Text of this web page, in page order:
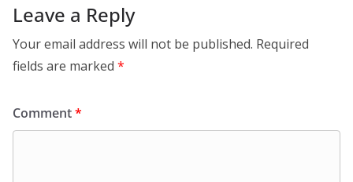
Leave a Reply
Your email address will not be published. Required
fields are marked *
Comment*